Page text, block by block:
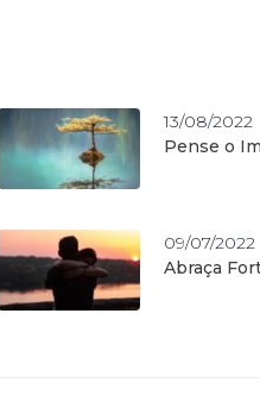
13/08/2022
Pense o
09/07/2022
Abraça